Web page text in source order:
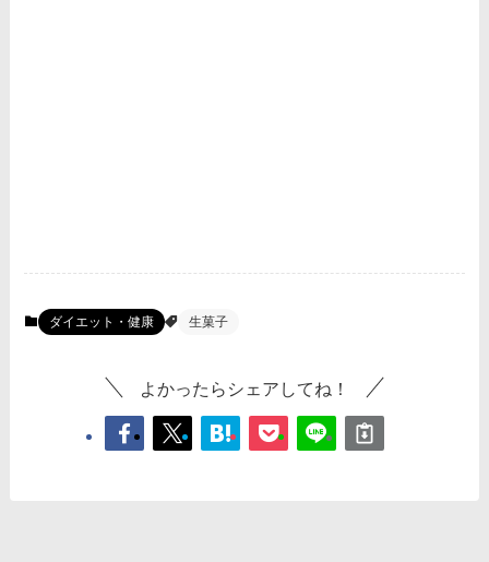
ダイエット・健康 生菓子
よかったらシェアしてね！